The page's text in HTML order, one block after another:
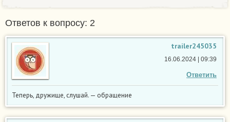
Ответов к вопросу: 2
trailer245035
Ответить
16.06.2024 | 09:39
Теперь, дружище, слушай. — обращение